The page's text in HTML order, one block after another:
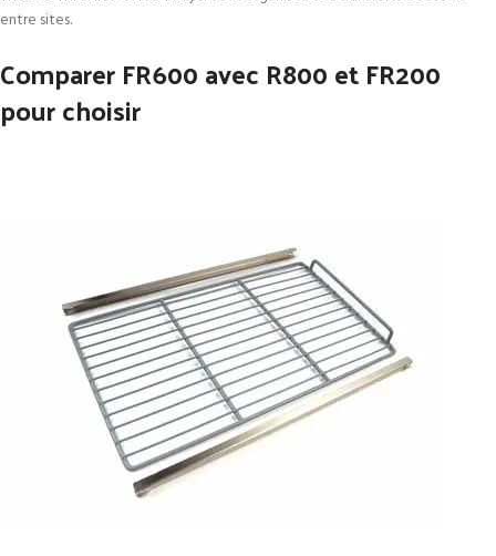
entre sites.
Comparer FR600 avec R800 et FR200
pour choisir